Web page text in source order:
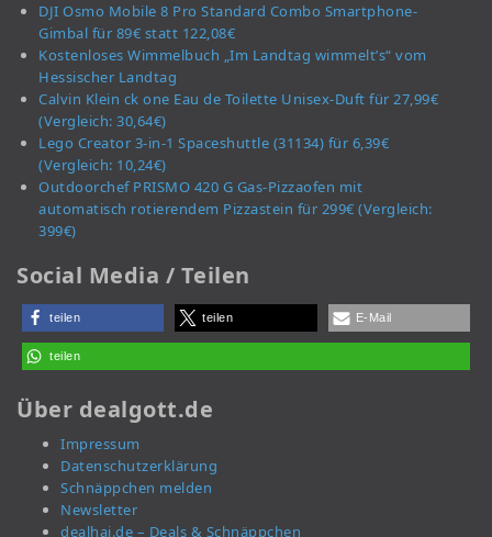
DJI Osmo Mobile 8 Pro Standard Combo Smartphone-
Gimbal für 89€ statt 122,08€
Kostenloses Wimmelbuch „Im Landtag wimmelt’s“ vom
Hessischer Landtag
Calvin Klein ck one Eau de Toilette Unisex-Duft für 27,99€
(Vergleich: 30,64€)
Lego Creator 3-in-1 Spaceshuttle (31134) für 6,39€
(Vergleich: 10,24€)
Outdoorchef PRISMO 420 G Gas-Pizzaofen mit
automatisch rotierendem Pizzastein für 299€ (Vergleich:
399€)
Social Media / Teilen
teilen teilen E-Mail
teilen
Über dealgott.de
Impressum
Datenschutzerklärung
Schnäppchen melden
Newsletter
dealhai.de – Deals & Schnäppchen